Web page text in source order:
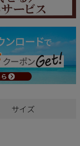
サイズ